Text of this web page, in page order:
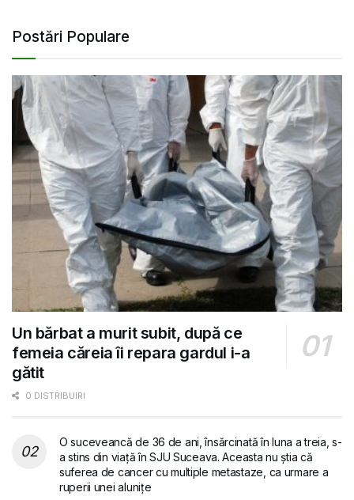
Postări Populare
Un bărbat a murit subit, după ce
femeia căreia îi repara gardul i-a
gătit
0 DISTRIBUIRI
O suceveancă de 36 de ani, însărcinată în luna a treia, s-
a stins din viață în SJU Suceava. Aceasta nu știa că
suferea de cancer cu multiple metastaze, ca urmare a
ruperii unei alunițe